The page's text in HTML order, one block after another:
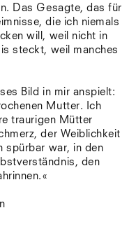
Das Gesagte, das für
die ich niemals
will, weil nicht in
steckt, weil manches
Bild in mir anspielt:
Mutter. Ich
traurigen Mütter
der Weiblichkeit
spürbar war, in den
den